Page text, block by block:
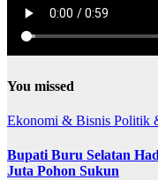
You missed
Ekonomi & Bisnis Politik
Bupati Buru Selatan
Juta Pohon Sukun